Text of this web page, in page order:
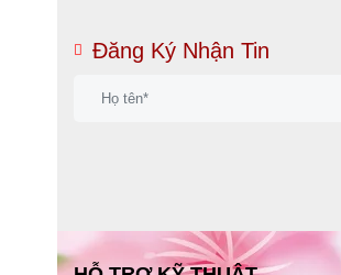
Đăng Ký Nhận Tin